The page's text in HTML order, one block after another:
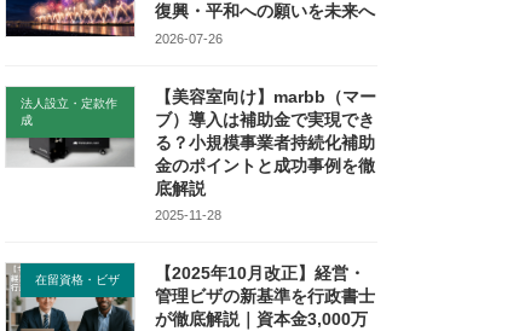
復興・平和への願いを未来へ
2026-07-26
法人設立・定款作
成
【美容室向け】marbb（マー
ブ）導入は補助金で実現でき
る？小規模事業者持続化補助
金のポイントと成功事例を徹
底解説
2025-11-28
在留資格・ビザ
【2025年10月改正】経営・
管理ビザの新基準を行政書士
が徹底解説｜資本金3,000万